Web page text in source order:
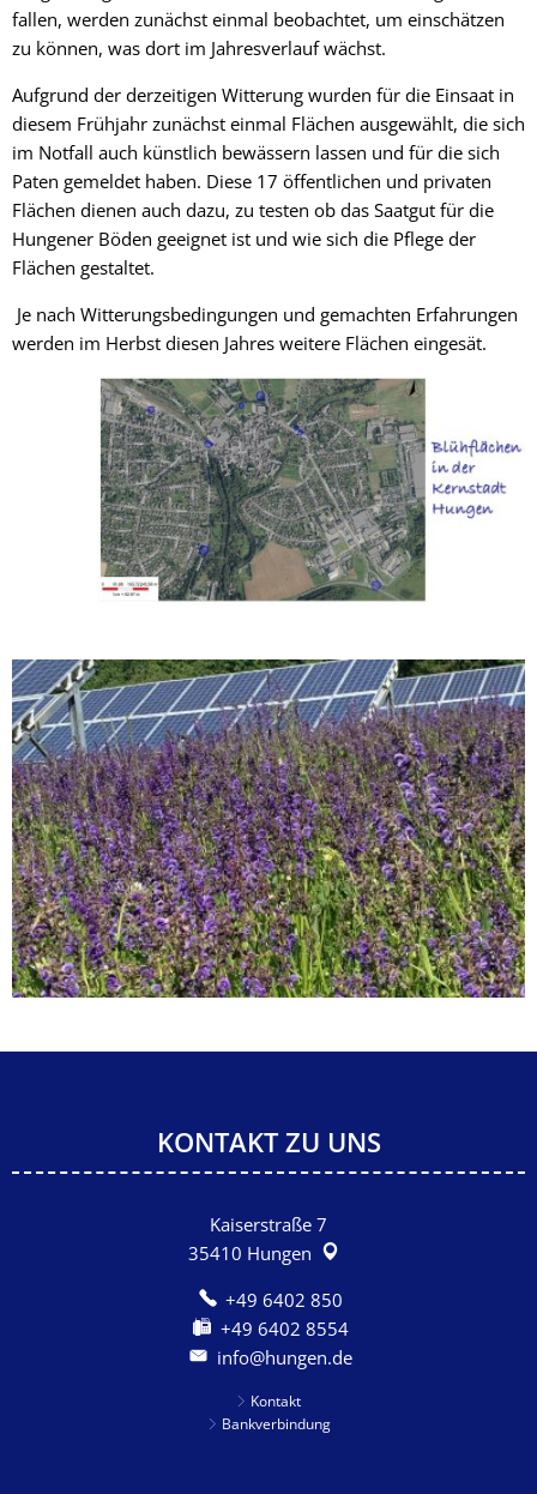
fallen, werden zunächst einmal beobachtet, um einschätzen
zu können, was dort im Jahresverlauf wächst.
Aufgrund der derzeitigen Witterung wurden für die Einsaat in
diesem Frühjahr zunächst einmal Flächen ausgewählt, die sich
im Notfall auch künstlich bewässern lassen und für die sich
Paten gemeldet haben. Diese 17 öffentlichen und privaten
Flächen dienen auch dazu, zu testen ob das Saatgut für die
Hungener Böden geeignet ist und wie sich die Pflege der
Flächen gestaltet.
Je nach Witterungsbedingungen und gemachten Erfahrungen
werden im Herbst diesen Jahres weitere Flächen eingesät.
KONTAKT ZU UNS
Kaiserstraße 7
35410 Hungen
+49 6402 850
+49 6402 8554
info@hungen.de
Kontakt
Bankverbindung